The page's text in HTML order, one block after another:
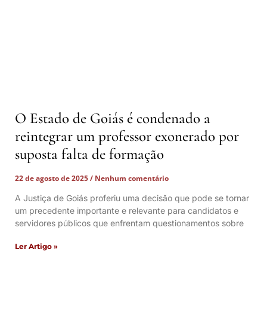
O Estado de Goiás é condenado a
reintegrar um professor exonerado por
suposta falta de formação
22 de agosto de 2025
Nenhum comentário
A Justiça de Goiás proferiu uma decisão que pode se tornar
um precedente importante e relevante para candidatos e
servidores públicos que enfrentam questionamentos sobre
Ler Artigo »